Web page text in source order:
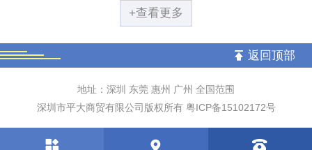
+查看更多
返回顶部
地址：深圳 东莞 惠州 广州 全国范围
深圳市平大商贸有限公司版权所有 粤ICP备15102172号